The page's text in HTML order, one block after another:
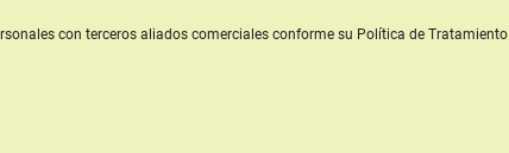
con terceros aliados comercialesconforme su Política de Tratamiento